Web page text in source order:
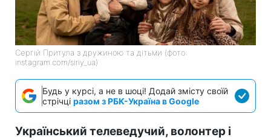
Сергій Притула з дружиною та дітьми (фото:
instagram.com/siriy_ua)
Будь у курсі, а не в шоці! Додай змісту своїй
стрічці разом з РБК-Україна в Google
Український телеведучий, волонтер і